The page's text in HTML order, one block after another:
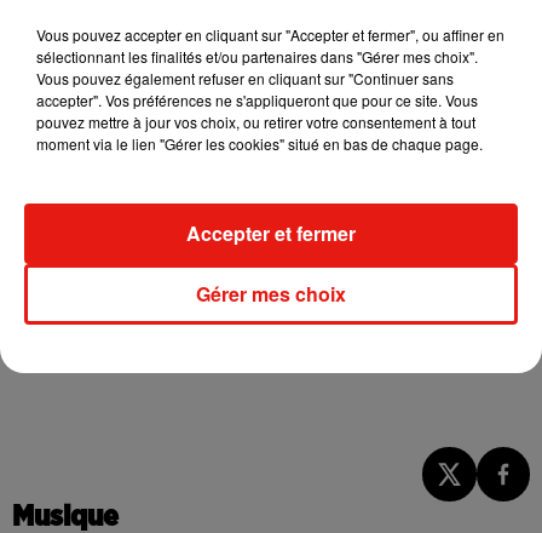
envisager. D'autant qu'en plus du visa électronique,pour
visiter Cuba, vous devez aussi remplirun autre formulaire
appelé D'Viajeros. Celui-ci a été introduit en 2021 pour
centraliser les données sanitaires, toujours suite au Covid. Il
a perduré depuis et il reste obligatoire pour tous les
En résumé, en plus de votre passeport valide, pour entrer à
QR code du formulaire D'Viajeros mais aussi une assurance
Musique
Vous pouvez accepter en cliquant sur "Accepter et fermer", ou affiner en
sélectionnant les finalités et/ou partenaires dans "Gérer mes choix".
Vous pouvez également refuser en cliquant sur "Continuer sans
accepter". Vos préférences ne s'appliqueront que pour ce site. Vous
pouvez mettre à jour vos choix, ou retirer votre consentement à tout
moment via le lien "Gérer les cookies" situé en bas de chaque page.
Gérer mes choix
Accepter et fermer